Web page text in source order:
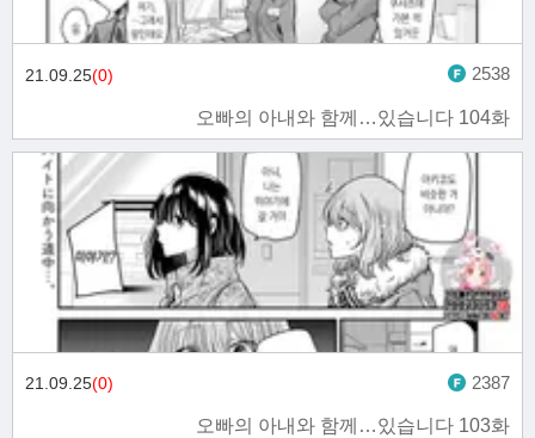
오빠의 아내와 함께…있습니다 104화
21.09.25(0) 2538
오빠의 아내와 함께…있습니다 103화
21.09.25(0) 2387